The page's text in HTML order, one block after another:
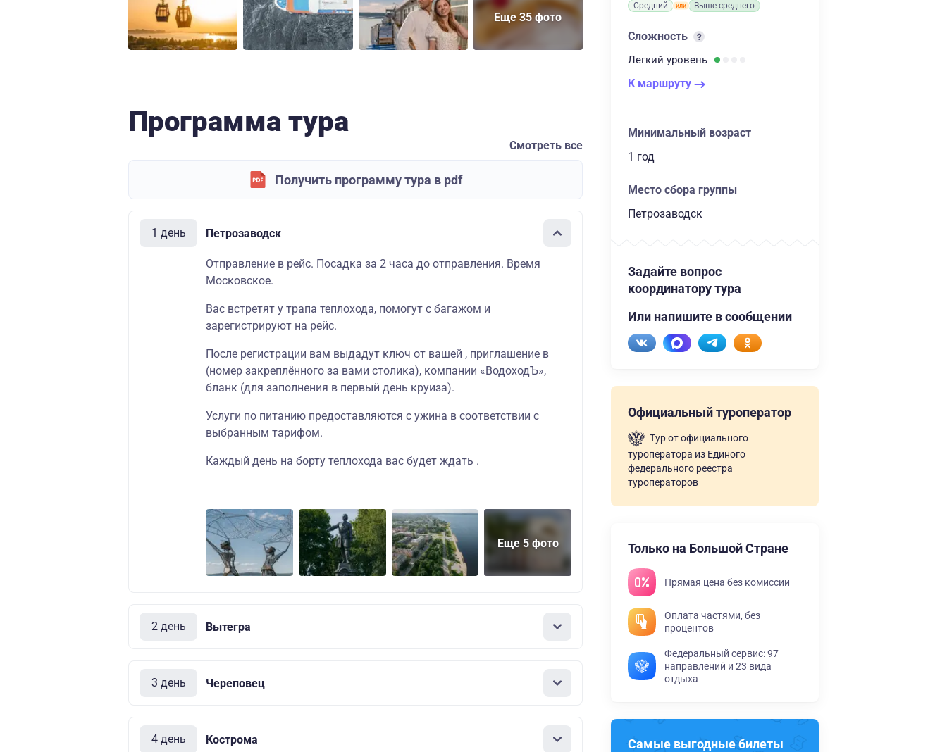
Еще 35 фото
Программа тура
Смотреть все
Получить программу тура в pdf
1 день Петрозаводск
Отправление в рейс. Посадка за 2 часа до отправления. Время
Московское.
Вас встретят у трапа теплохода, помогут с багажом и
зарегистрируют на рейс.
После регистрации вам выдадут ключ от вашей , приглашение в
(номер закреплённого за вами столика), компании «ВодоходЪ»,
бланк (для заполнения в первый день круиза).
Услуги по питанию предоставляются с ужина в соответствии с
выбранным тарифом.
Каждый день на борту теплохода вас будет ждать .
Еще 5 фото
2 день Вытегра
3 день Череповец
4 день Кострома
Средний Выше среднего
Сложность
Легкий уровень
К маршруту
Минимальный возраст
1 год
Место сбора группы
Петрозаводск
Задайте вопрос
координатору тура
Или напишите в сообщении
Официальный туроператор
Тур от официального
туроператора из Единого
федерального реестра
туроператоров
Только на Большой Стране
Прямая цена без комиссии
Оплата частями, без
процентов
Федеральный сервис: 97
направлений и 23 вида
отдыха
Самые выгодные билеты